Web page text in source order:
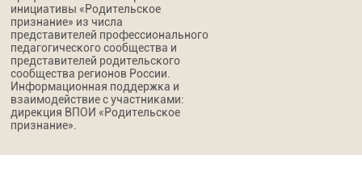
инициативы «Родительское
признание» из числа
представителей профессионального
педагогического сообщества и
представителей родительского
сообщества регионов России.
Информационная поддержка и
взаимодействие с участниками:
дирекция ВПОИ «Родительское
признание».